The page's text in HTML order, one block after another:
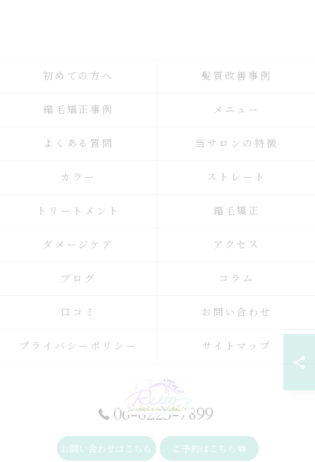
06-6225-7899
お問い合わせはこちら ご予約はこちら
初めての方へ 髪質改善事例
縮毛矯正事例 メニュー
よくある質問 当サロンの特徴
カラー ストレート
トリートメント 縮毛矯正
ダメージケア アクセス
ブログ コラム
口コミ お問い合わせ
プライバシーポリシー サイトマップ
© 2026 大阪府大阪駅周辺の美容院ならRetto: ALL RIGHTS RESERVED.